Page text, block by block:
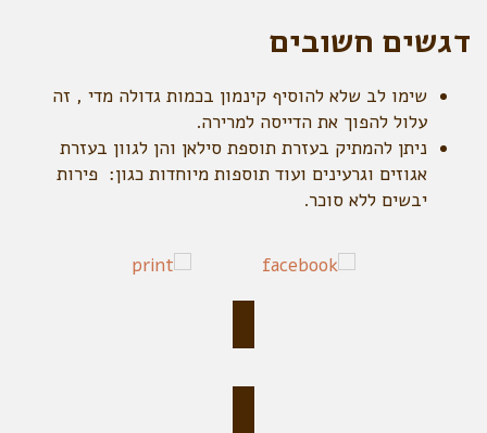
דגשים חשובים
שימו לב שלא להוסיף קינמון בכמות גדולה מדי , זה
עלול להפוך את הדייסה למרירה.
ניתן להמתיק בעזרת תוספת סילאן והן לגוון בעזרת
אגוזים וגרעינים ועוד תוספות מיוחדות כגון: פירות
יבשים ללא סוכר.